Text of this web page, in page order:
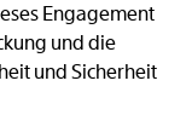
Engagement
und die
und Sicherheit